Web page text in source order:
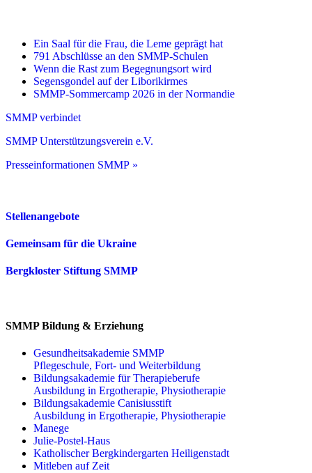
Ein Saal für die Frau, die Leme geprägt hat
791 Abschlüsse an den SMMP-Schulen
Wenn die Rast zum Begegnungsort wird
Segensgondel auf der Liborikirmes
SMMP-Sommercamp 2026 in der Normandie
SMMP verbindet
SMMP Unterstützungsverein e.V.
Presseinformationen SMMP »
Stellenangebote
Gemeinsam für die Ukraine
Bergkloster Stiftung SMMP
SMMP Bildung & Erziehung
Gesundheitsakademie SMMP
Pflegeschule, Fort- und Weiterbildung
Bildungsakademie für Therapieberufe
Ausbildung in Ergotherapie, Physiotherapie
Bildungsakademie Canisiusstift
Ausbildung in Ergotherapie, Physiotherapie
Manege
Julie-Postel-Haus
Katholischer Bergkindergarten Heiligenstadt
Mitleben auf Zeit